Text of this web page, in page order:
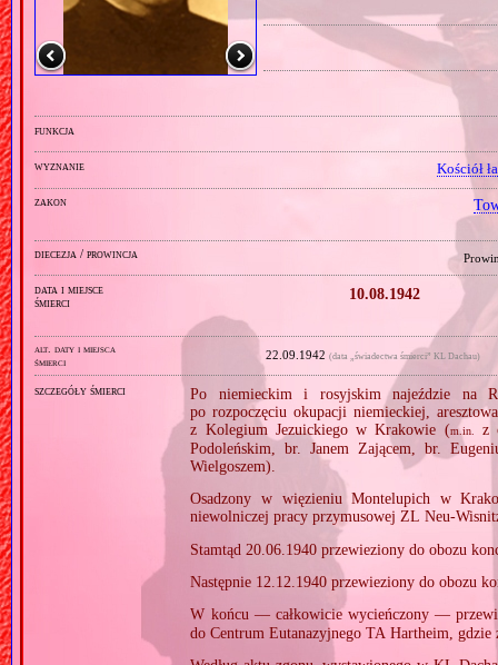
funkcja
wyznanie Kościół
zakon
diecezja / prowincja
data i miejsce
śmierci
10.08.1942
alt. daty i miejsca
śmierci
22.09.1942(data „świadectwa śmierci” KL Dachau)
szczegóły śmierci
Po niemieckim i rosyjskim najeździe na
po rozpoczęciu okupacji niemieckiej,
z Kolegium Jezuickiego w Krakowie (m.in.
z
Podoleńskim, br. Janem Zającem, br.
Wielgoszem).
Osadzony w więzieniu Montelupich w
niewolniczej pracy przymusowej ZL
Stamtąd 20.06.1940 przewieziony do obozu
Następnie 12.12.1940 przewieziony do obozu
W końcu — całkowicie wycieńczony —
do Centrum Eutanazyjnego TA Hartheim, gdzie